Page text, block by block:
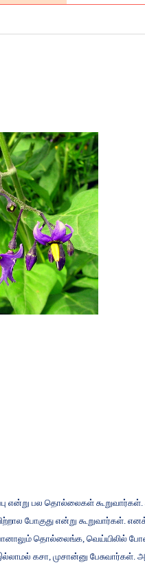
என்று பல தொல்லைகள் கூறுவார்கள்.
போகுது என்று கூறுவார்கள்.
தொல்லைங்க, வெய்யிலில்
கசா, முசான்னு பேசுவார்கள்.